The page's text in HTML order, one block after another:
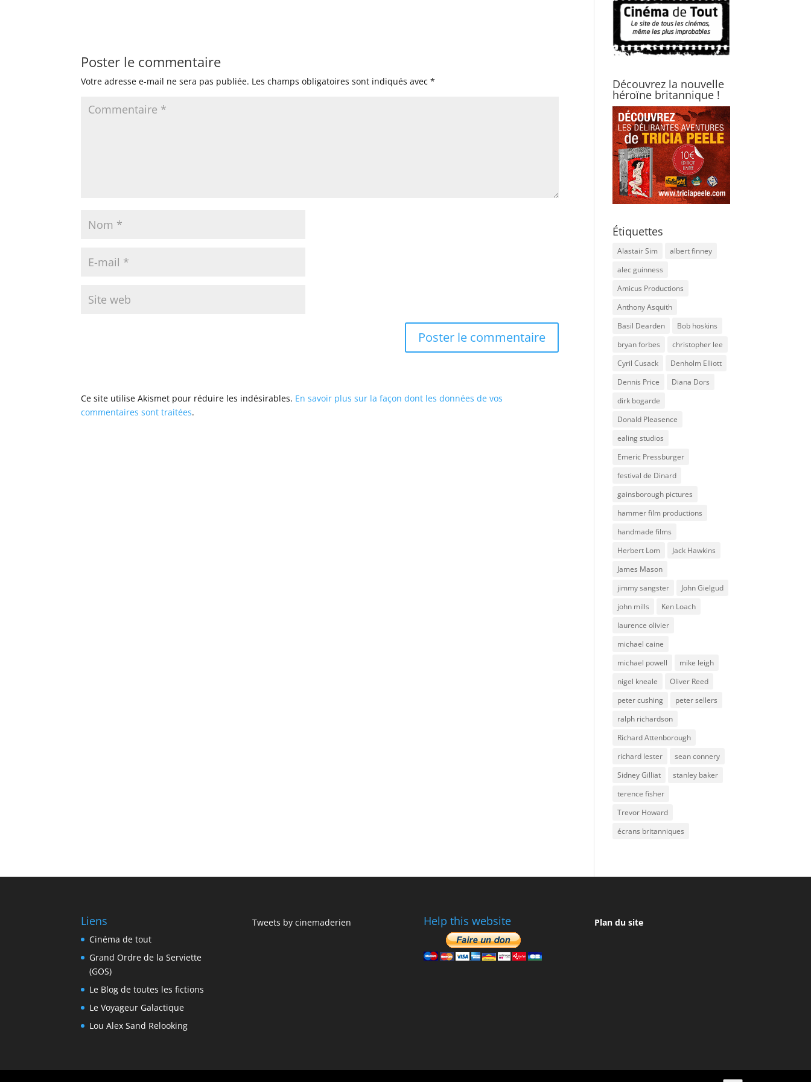
Poster le commentaire
Votre adresse e-mail ne sera pas publiée. Les champs obligatoires sont indiqués avec*
Ce site utilise Akismet pour réduire les indésirables. En savoir plus sur la façon dont les données de vos
commentaires sont traitées.
Découvrez la nouvelle
héroïne britannique !
Étiquettes
Alastair Sim
albert finney
alec guinness
Amicus Productions
Anthony Asquith
Basil Dearden
Bob hoskins
bryan forbes
christopher lee
Cyril Cusack
Denholm Elliott
Dennis Price
Diana Dors
dirk bogarde
Donald Pleasence
ealing studios
Emeric Pressburger
festival de Dinard
gainsborough pictures
hammer film productions
handmade films
Herbert Lom
Jack Hawkins
James Mason
jimmy sangster
John Gielgud
john mills
Ken Loach
laurence olivier
michael caine
michael powell
mike leigh
nigel kneale
Oliver Reed
peter cushing
peter sellers
ralph richardson
Richard Attenborough
richard lester
sean connery
Sidney Gilliat
stanley baker
terence fisher
Trevor Howard
écrans britanniques
Liens
Cinéma de tout
Grand Ordre de la Serviette
(GOS)
Le Blog de toutes les fictions
Le Voyageur Galactique
Lou Alex Sand Relooking
Tweets by cinemaderien Help this website Plan du site